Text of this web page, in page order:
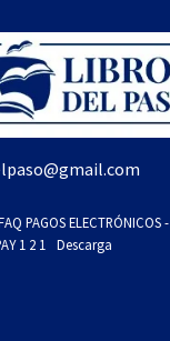
PAGOS ELECTRÓNICOS -
1 2 1
Descarga